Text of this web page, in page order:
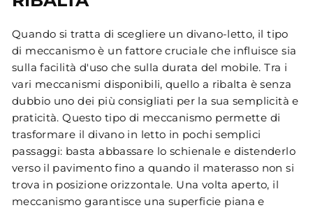
Quando si tratta di scegliere un divano-letto, il tipo
di meccanismo è un fattore cruciale che influisce sia
sulla facilità d'uso che sulla durata del mobile. Tra i
vari meccanismi disponibili, quello a ribalta è senza
dubbio uno dei più consigliati per la sua semplicità e
praticità. Questo tipo di meccanismo permette di
trasformare il divano in letto in pochi semplici
passaggi: basta abbassare lo schienale e distenderlo
verso il pavimento fino a quando il materasso non si
trova in posizione orizzontale. Una volta aperto, il
meccanismo garantisce una superficie piana e